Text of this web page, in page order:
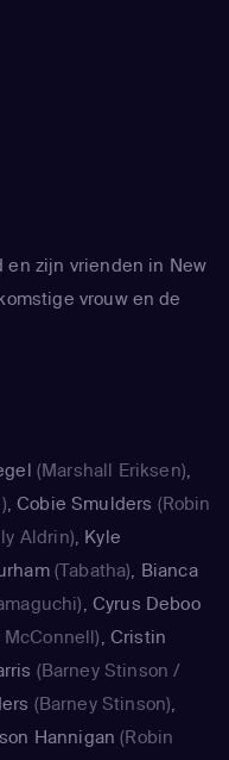
en zijn vrienden in New
vrouw en de
(Marshall Eriksen)
,Cobie Smulders (Robin
Aldrin) Kyle
(Tabatha) Bianca
Cyrus Deboo
McConnell) Cristin
(Barney Stinson /
(Barney Stinson)
Hannigan (Robin